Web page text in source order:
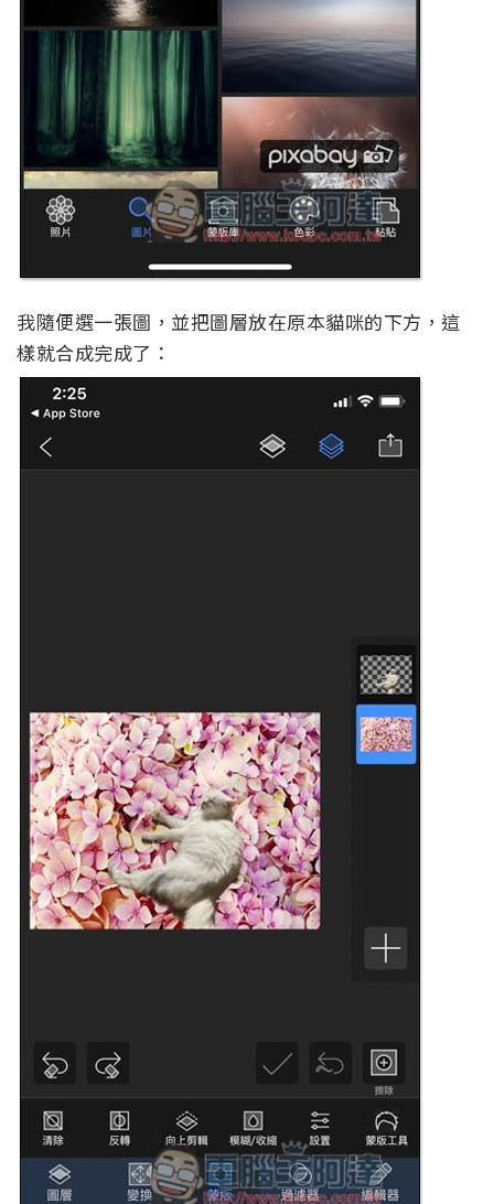
我隨便選一張圖，並把圖層放在原本貓咪的下方，這
樣就合成完成了：